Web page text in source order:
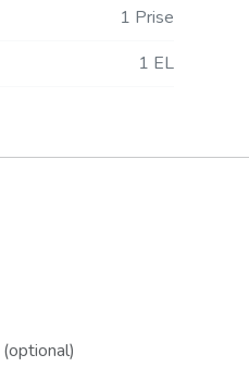
1 Prise
1 EL
(optional)